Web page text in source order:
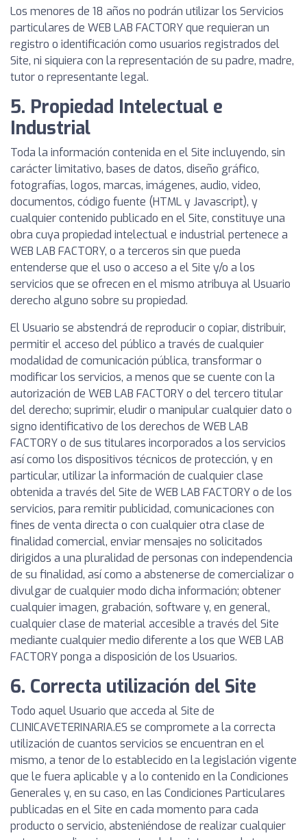
Los menores de 18 años no podrán utilizar los Servicios
particulares de WEB LAB FACTORY que requieran un
registro o identificación como usuarios registrados del
Site, ni siquiera con la representación de su padre, madre,
tutor o representante legal.
5. Propiedad Intelectual e
Industrial
Toda la información contenida en el Site incluyendo, sin
carácter limitativo, bases de datos, diseño gráfico,
fotografías, logos, marcas, imágenes, audio, video,
documentos, código fuente (HTML y Javascript), y
cualquier contenido publicado en el Site, constituye una
obra cuya propiedad intelectual e industrial pertenece a
WEB LAB FACTORY, o a terceros sin que pueda
entenderse que el uso o acceso a el Site y/o a los
servicios que se ofrecen en el mismo atribuya al Usuario
derecho alguno sobre su propiedad.
El Usuario se abstendrá de reproducir o copiar, distribuir,
permitir el acceso del público a través de cualquier
modalidad de comunicación pública, transformar o
modificar los servicios, a menos que se cuente con la
autorización de WEB LAB FACTORY o del tercero titular
del derecho; suprimir, eludir o manipular cualquier dato o
signo identificativo de los derechos de WEB LAB
FACTORY o de sus titulares incorporados a los servicios
así como los dispositivos técnicos de protección, y en
particular, utilizar la información de cualquier clase
obtenida a través del Site de WEB LAB FACTORY o de los
servicios, para remitir publicidad, comunicaciones con
fines de venta directa o con cualquier otra clase de
finalidad comercial, enviar mensajes no solicitados
dirigidos a una pluralidad de personas con independencia
de su finalidad, así como a abstenerse de comercializar o
divulgar de cualquier modo dicha información; obtener
cualquier imagen, grabación, software y, en general,
cualquier clase de material accesible a través del Site
mediante cualquier medio diferente a los que WEB LAB
FACTORY ponga a disposición de los Usuarios.
6. Correcta utilización del Site
Todo aquel Usuario que acceda al Site de
CLINICAVETERINARIA.ES se compromete a la correcta
utilización de cuantos servicios se encuentran en el
mismo, a tenor de lo establecido en la legislación vigente
que le fuera aplicable y a lo contenido en la Condiciones
Generales y, en su caso, en las Condiciones Particulares
publicadas en el Site en cada momento para cada
producto o servicio, absteniéndose de realizar cualquier